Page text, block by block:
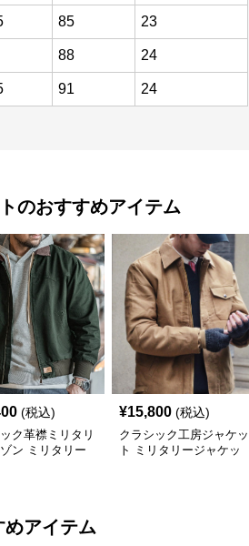
85 23
88 24
91 24
のおすすめアイテム
(税込)
ク革襟ミリタリ
ン ミリタリー
¥15,800 (税込)
クラシック工房ジャケッ
ト ミリタリージャケッ
めアイテム